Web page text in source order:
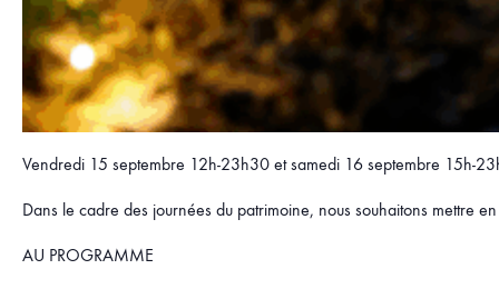
Vendredi 15 septembre 12h-23h30 et samedi 16 septembre 15h-
Dans le cadre des journées du patrimoine, nous souhaitons mettre
AU PROGRAMME